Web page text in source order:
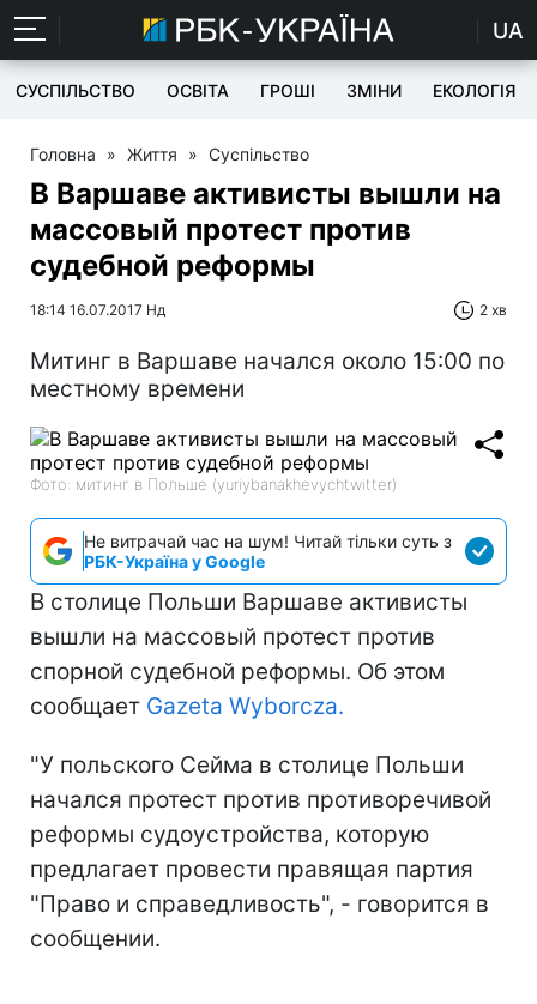
UA
СУСПІЛЬСТВО ОСВІТА ГРОШІ ЗМІНИ ЕКОЛОГІЯ
Головна » Життя » Суспільство
В Варшаве активисты вышли на
массовый протест против
судебной реформы
18:14 16.07.2017 Нд 2 хв
Митинг в Варшаве начался около 15:00 по
местному времени
Фото: митинг в Польше (yuriybanakhevychtwitter)
Не витрачай час на шум! Читай тільки суть з
РБК-Україна у Google
В столице Польши Варшаве активисты
вышли на массовый протест против
спорной судебной реформы. Об этом
сообщает Gazeta Wyborcza.
"У польского Сейма в столице Польши
начался протест против противоречивой
реформы судоустройства, которую
предлагает провести правящая партия
"Право и справедливость", - говорится в
сообщении.